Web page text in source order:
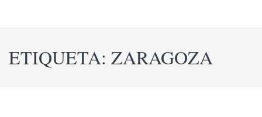
ETIQUETA: ZARAGOZA